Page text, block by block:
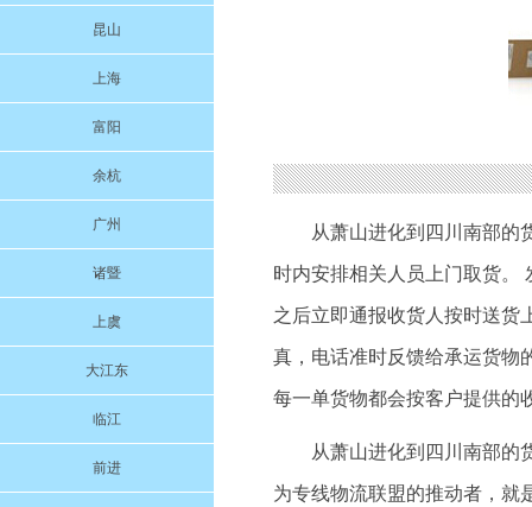
昆山
上海
富阳
余杭
广州
诸暨
上虞
大江东
临江
前进
从萧山进化到四川南部的
时内安排相关人员上门取货。
之后立即通报收货人按时送货
真，电话准时反馈给承运货物
每一单货物都会按客户提供的
从萧山进化到四川南部的
为专线物流联盟的推动者，就